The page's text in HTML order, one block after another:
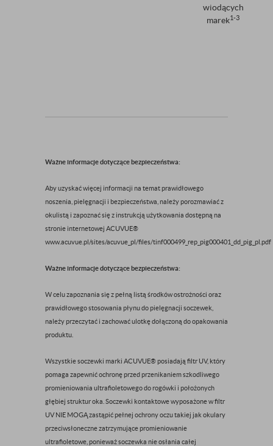
wiodących
marek1-3
Ważne informacje dotyczące bezpieczeństwa:
Aby uzyskać więcej informacji na temat prawidłowego
noszenia, pielęgnacji i bezpieczeństwa, należy porozmawiać z
okulistą i zapoznać się z instrukcją użytkowania dostępną na
stronie internetowej ACUVUE®
www.acuvue.pl/sites/acuvue_pl/files/tinf000499_rep_pig000401_dd_pig_pl.pdf
Ważne informacje dotyczące bezpieczeństwa:
W celu zapoznania się z pełną listą środków ostrożności oraz
prawidłowego stosowania płynu do pielęgnacji soczewek,
należy przeczytać i zachować ulotkę dołączoną do opakowania
produktu.
Wszystkie soczewki marki ACUVUE® posiadają filtr UV, który
pomaga zapewnić ochronę przed przenikaniem szkodliwego
promieniowania ultrafioletowego do rogówki i położonych
głębiej struktur oka. Soczewki kontaktowe wyposażone w filtr
UV NIE MOGĄ zastąpić pełnej ochrony oczu takiej jak okulary
przeciwsłoneczne zatrzymujące promieniowanie
ultrafioletowe, ponieważ soczewka nie osłania całej